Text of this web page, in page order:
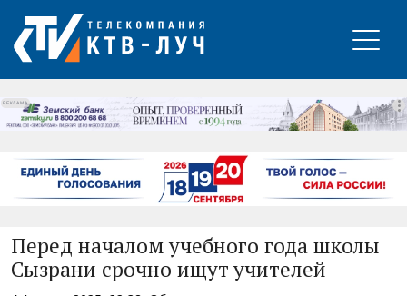
РЕКЛАМА
Перед началом учебного года школы
Сызрани срочно ищут учителей